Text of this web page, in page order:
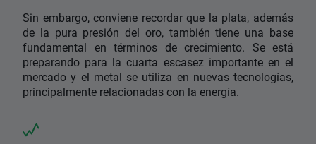
Sin embargo, conviene recordar que la plata, además
de la pura presión del oro, también tiene una base
fundamental en términos de crecimiento. Se está
preparando para la cuarta escasez importante en el
mercado y el metal se utiliza en nuevas tecnologías,
principalmente relacionadas con la energía.